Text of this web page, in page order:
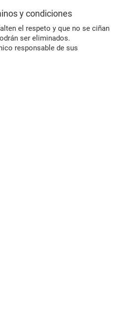
y condiciones
el respeto y que no se ciñan
ser eliminados.
responsable de sus